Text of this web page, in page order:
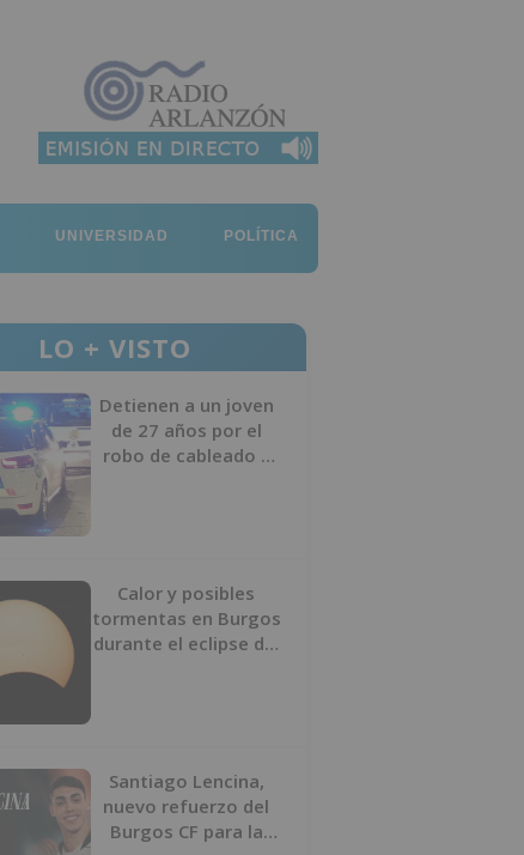
UNIVERSIDAD POLÍTICA
LO + VISTO
Detienen a un joven
de 27 años por el
robo de cableado y
Calor y posibles
tormentas en Burgos
durante el eclipse del
Santiago Lencina,
nuevo refuerzo del
Burgos CF para la